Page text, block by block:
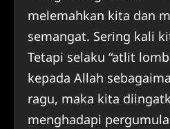
melemahkan kita dan
semangat. Sering kali
Tetapi selaku “atlit
kepada Allah
ragu, maka kita
menghadapi